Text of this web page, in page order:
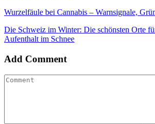
Wurzelfäule bei Cannabis – Warnsignale,
Die Schweiz im Winter: Die schönsten Orte
Aufenthalt im Schnee
Add Comment